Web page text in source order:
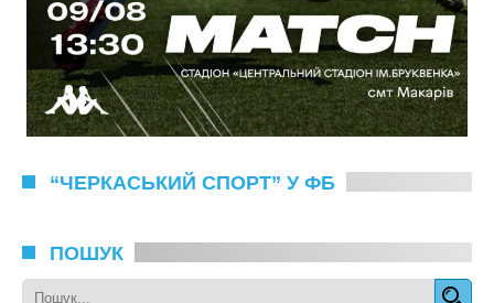
“ЧЕРКАСЬКИЙ СПОРТ” У ФБ
ПОШУК